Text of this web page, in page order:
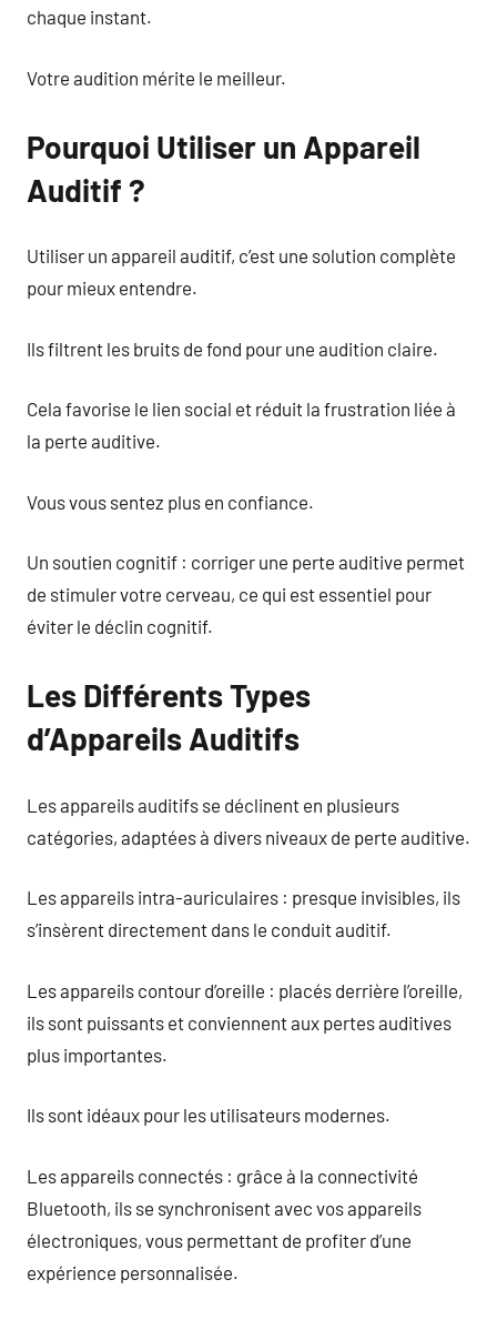
chaque instant.
Votre audition mérite le meilleur.
Pourquoi Utiliser un Appareil
Auditif ?
Utiliser un appareil auditif, c’est une solution complète
pour mieux entendre.
Ils filtrent les bruits de fond pour une audition claire.
Cela favorise le lien social et réduit la frustration liée à
la perte auditive.
Vous vous sentez plus en confiance.
Un soutien cognitif : corriger une perte auditive permet
de stimuler votre cerveau, ce qui est essentiel pour
éviter le déclin cognitif.
Les Différents Types
d’Appareils Auditifs
Les appareils auditifs se déclinent en plusieurs
catégories, adaptées à divers niveaux de perte auditive.
Les appareils intra-auriculaires : presque invisibles, ils
s’insèrent directement dans le conduit auditif.
Les appareils contour d’oreille : placés derrière l’oreille,
ils sont puissants et conviennent aux pertes auditives
plus importantes.
Ils sont idéaux pour les utilisateurs modernes.
Les appareils connectés : grâce à la connectivité
Bluetooth, ils se synchronisent avec vos appareils
électroniques, vous permettant de profiter d’une
expérience personnalisée.